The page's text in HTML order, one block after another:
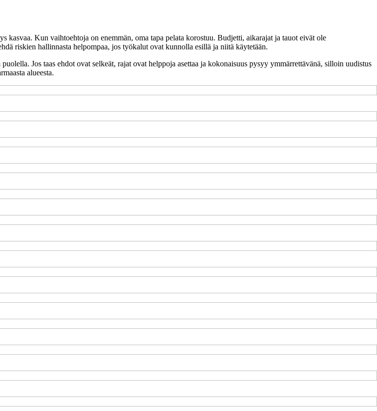
Kun vaihtoehtoja on enemmän, oma tapa pelata korostuu. Budjetti, aikarajat ja tauot eivät ole
riskien hallinnasta helpompaa, jos työkalut ovat kunnolla esillä ja niitä käytetään.
Jos taas ehdot ovat selkeät, rajat ovat helppoja asettaa ja kokonaisuus pysyy ymmärrettävänä, silloin uudistus
alueesta.